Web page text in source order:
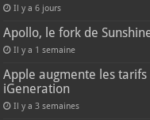
Il y a 6 jours
Apollo, le fork de
Il y a 1 semaine
Apple augmente les
iGeneration
Il y a 3 semaines